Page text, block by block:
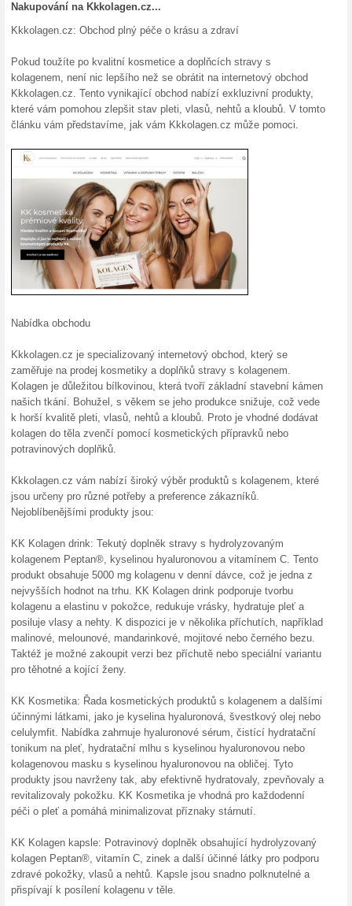
20 % sleva z nákupu
100% fungovalo Kupón
Slevový kód pro 20 % slevu
získat výhodu tohoto
podle dále uvedených
20 % sleva na
100% fungovalo Akce
Vitamíny Krásné vlasy jsou
ještě dnes. Dopřejte si jen to
tak zdraví a krásu svých
Jen 190 Kč za
100% fungovalo
Luxusní dárkové balení pro
bez starostí. V e-shopu
vyprodání zásob nebo
Skončené nabídky... (20x)